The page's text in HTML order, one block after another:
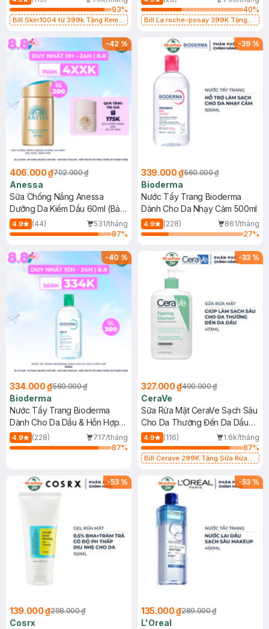
93%
Bill Skin1004 từ 399k Tặng Kem
SPF 50+ 20ml (SL Có Hạn)
40%
Bill La roche-posay 399K Tặng
(SL có hạn)
-42%
406.000 ₫702.000 ₫
Anessa
Sữa Chống Nắng Anessa
Dưỡng Da Kiềm Dầu 60ml (Bản
Mới)
4.9 (44)
531/tháng
87%
-39 %
339.000 ₫560.000 ₫
Bioderma
Nước Tẩy Trang Bioderma
Dành Cho Da Nhạy Cảm 500ml
4.9 (228)
861/tháng
27%
-40%
334.000 ₫560.000 ₫
Bioderma
Nước Tẩy Trang Bioderma
Dành Cho Da Dầu & Hỗn Hợp
500ml
4.9 (228)
717/tháng
87%
-33 %
327.000 ₫490.000 ₫
CeraVe
Sữa Rửa Mặt CeraVe Sạch Sâu
Cho Da Thường Đến Da Dầu
473ml
4.9 (116)
1.6k/tháng
87%
Bill Cerave 299K Tặng Sữa Rửa
-53 %
139.000 ₫298.000 ₫
Cosrx
-53 %
135.000 ₫289.000 ₫
L'Oreal